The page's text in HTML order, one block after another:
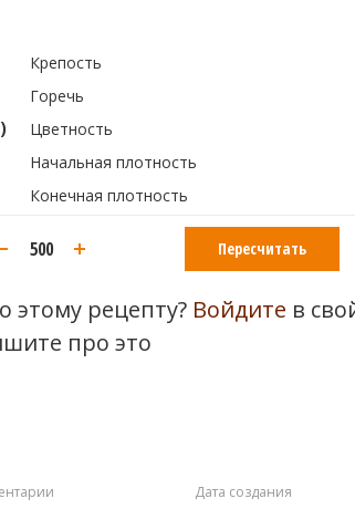
Крепость
Горечь
Цветность
Начальная плотность
Конечная плотность
Пересчитать
этому рецепту? Войдите в
про это
Дата создания